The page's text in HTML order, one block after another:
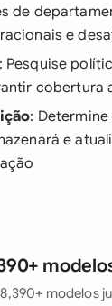
de
e
: Pesquise
cobertura
:
e
modelos